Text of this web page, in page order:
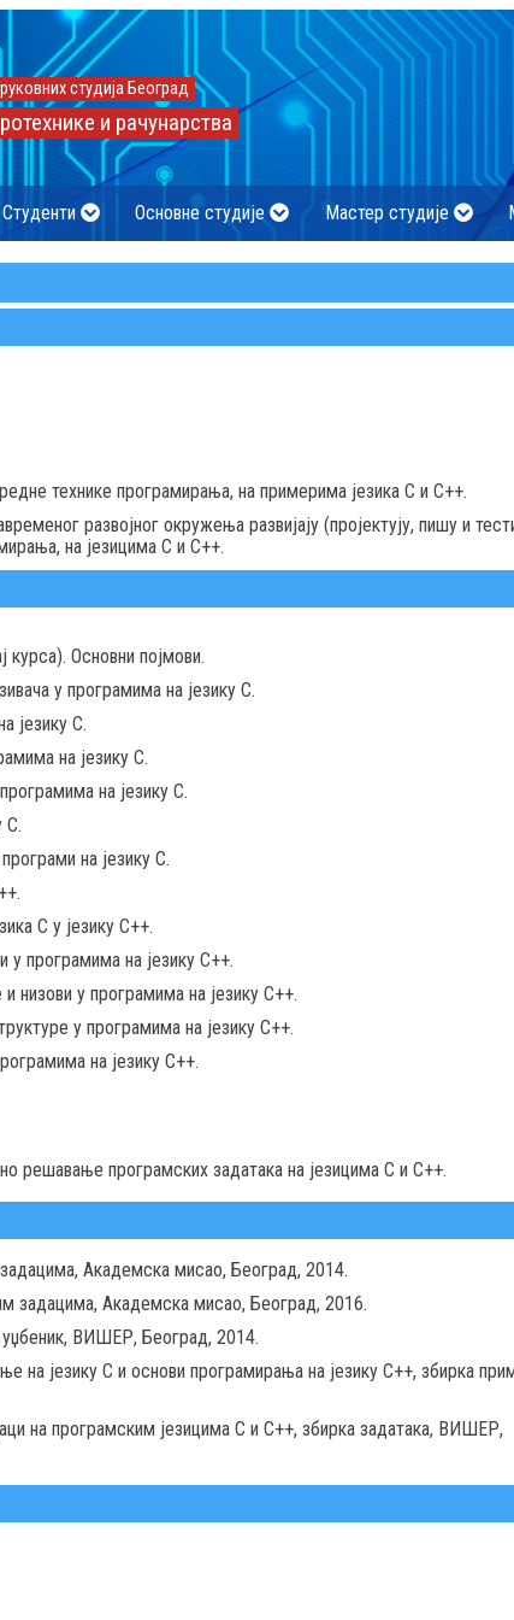
студија Београд
и рачунарства
Студенти Основне студије Мастер студије
технике програмирања, на примерима језика C и C++.
развојног окружења развијају (пројектују, пишу и
на језицима C и C++.
курса). Основни појмови.
у програмима на језику C.
језику C.
на језику C.
на језику C.
C.
на језику C.
C у језику C++.
у програмима на језику C++.
низови у програмима на језику C++.
у програмима на језику C++.
на језику C++.
решавање програмских задатакa на језицима C и C++.
Академска мисао, Београд, 2014.
задацима, Академска мисао, Београд, 2016.
уџбеник, ВИШЕР, Београд, 2014.
језику C и основи програмирања на језику C++, збирка
на програмским језицима C и C++, збирка задатака, ВИШЕР,